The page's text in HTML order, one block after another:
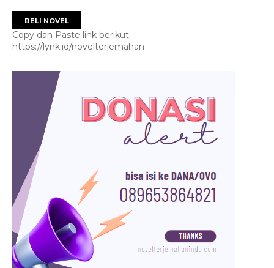
BELI NOVEL
Copy dan Paste link berikut
https://lynk.id/novelterjemahan